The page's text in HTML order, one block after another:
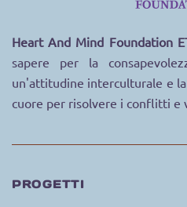
Heart And Mind Foundation
sapere per la
un'attitudine interculturale e
cuore per risolvere i conflitti e
PROGETTI